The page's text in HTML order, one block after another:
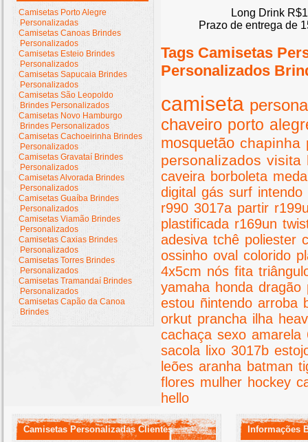
Camisetas Porto Alegre
Personalizadas
Camisetas Canoas Brindes
Personalizados
Camisetas Esteio Brindes
Personalizados
Camisetas Sapucaia Brindes
Personalizados
Camisetas São Leopoldo
Brindes Personalizados
Camisetas Novo Hamburgo
Brindes Personalizados
Camisetas Cachoeirinha Brindes
Personalizados
Camisetas Gravataí Brindes
Personalizados
Camisetas Alvorada Brindes
Personalizados
Camisetas Guaíba Brindes
Personalizados
Camisetas Viamão Brindes
Personalizados
Camisetas Caxias Brindes
Personalizados
Camisetas Torres Brindes
Personalizados
Camisetas Tramandaí Brindes
Personalizados
Camisetas Capão da Canoa
Brindes
Long Drink
Prazo de entrega de
Tags Camisetas
Personalizados
camiseta
chaveiro porto
mosquetão chapinha
personalizados visita
caveira borboleta
digital gás surf intendo
r990 3017a partir
plastificada r169un
adesiva tchê poliester
ossinho oval colorido
4x5cm nós fita
yamaha honda dragão
estou ñintendo arroba
orkut prancha ilha
cachaça sexo amarela
sacola lixo 3017b
leões aranha batman
flores mulher hockey
hello
Camisetas Personalizadas Clientes Informações